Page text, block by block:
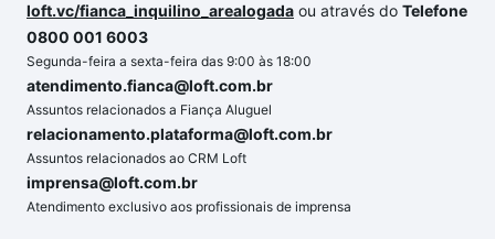
loft.vc/fianca_inquilino_arealogada ou através do Telefone
0800 001 6003
Segunda-feira a sexta-feira das 9:00 às 18:00
atendimento.fianca@loft.com.br
Assuntos relacionados a Fiança Aluguel
relacionamento.plataforma@loft.com.br
Assuntos relacionados ao CRM Loft
imprensa@loft.com.br
Atendimento exclusivo aos profissionais de imprensa